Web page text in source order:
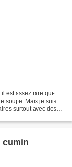
est assez rare que
soupe. Mais je suis
surtout avec des
cumin